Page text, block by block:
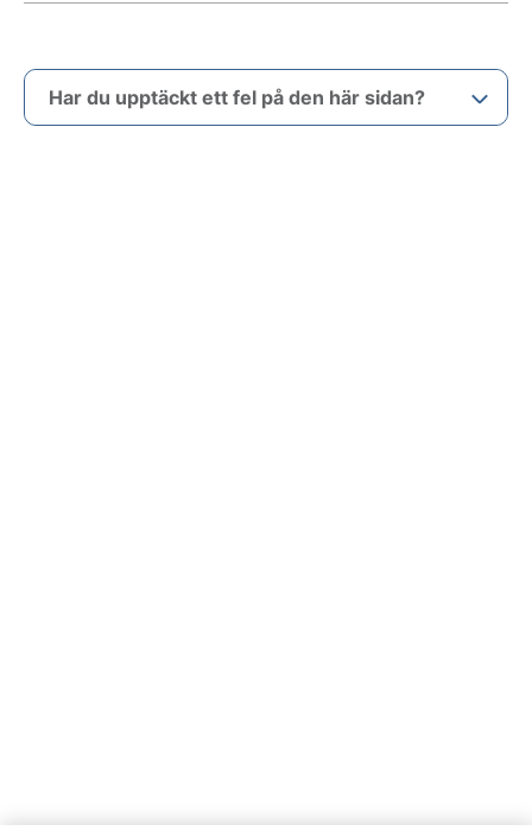
Har du upptäckt ett fel på den här sidan?